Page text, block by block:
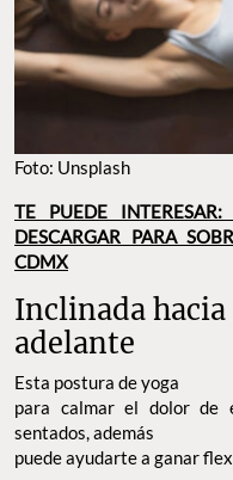
Foto: Unsplash
TE PUEDE
DESCARGAR PARA
CDMX
Inclinada hacia
adelante
Esta postura de yoga
para calmar el dolor de
sentados, además
puede ayudarte a ganar